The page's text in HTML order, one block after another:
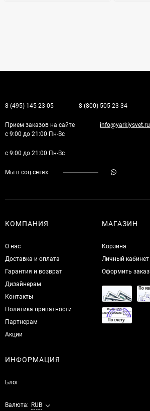
8 (495) 145-23-05 8 (800) 505-23-34
Прием заказов на сайте
с 9:00 до 21:00 Пн-Вс
info@yarkiysvet.ru
с 9:00 до 21:00 Пн-Вс
Мы в соц.сетях
КОМПАНИЯ
О нас
Доставка и оплата
Гарантия и возврат
Дизайнерам
Контакты
Политика приватности
Партнерам
Акции
МАГАЗИН
Корзина
Личный кабинет
Оформить заказ
ИНФОРМАЦИЯ
Блог
Валюта: RUB